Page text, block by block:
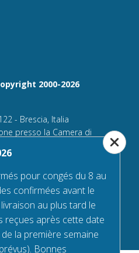
2000-2026
- Brescia, Italia
presso la Camera di
versato Euro 25.000,00.
pour congés du 8 au
confirmées avant le
au plus tard le
reçues après cette date
la première semaine
Bonnes